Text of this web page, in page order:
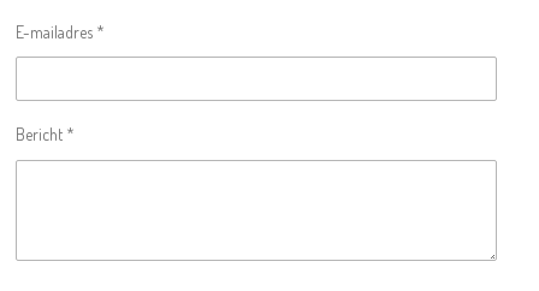
e
r
n
e
n
e
n n n
E-mailadres *
Bericht *